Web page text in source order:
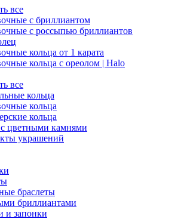
все
с бриллиантом
с россыпью бриллиантов
кольца от 1 карата
кольца с ореолом | Halo
все
кольца
кольца
кольца
цветными камнями
украшений
браслеты
бриллиантами
и запонки